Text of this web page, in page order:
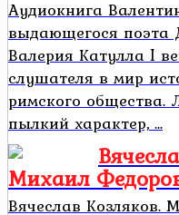
Аудиокнига
выдающегося поэта
Валерия Катулла I
слушателя в мир
римского общества.
пылкий характер, ...
Михаил
Вячеслав Козляков.